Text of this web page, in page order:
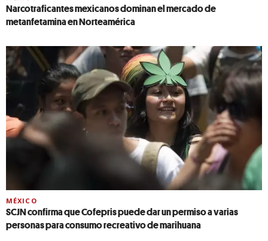
Narcotraficantes mexicanos dominan el mercado de
metanfetamina en Norteamérica
MÉXICO
SCJN confirma que Cofepris puede dar un permiso a varias
personas para consumo recreativo de marihuana